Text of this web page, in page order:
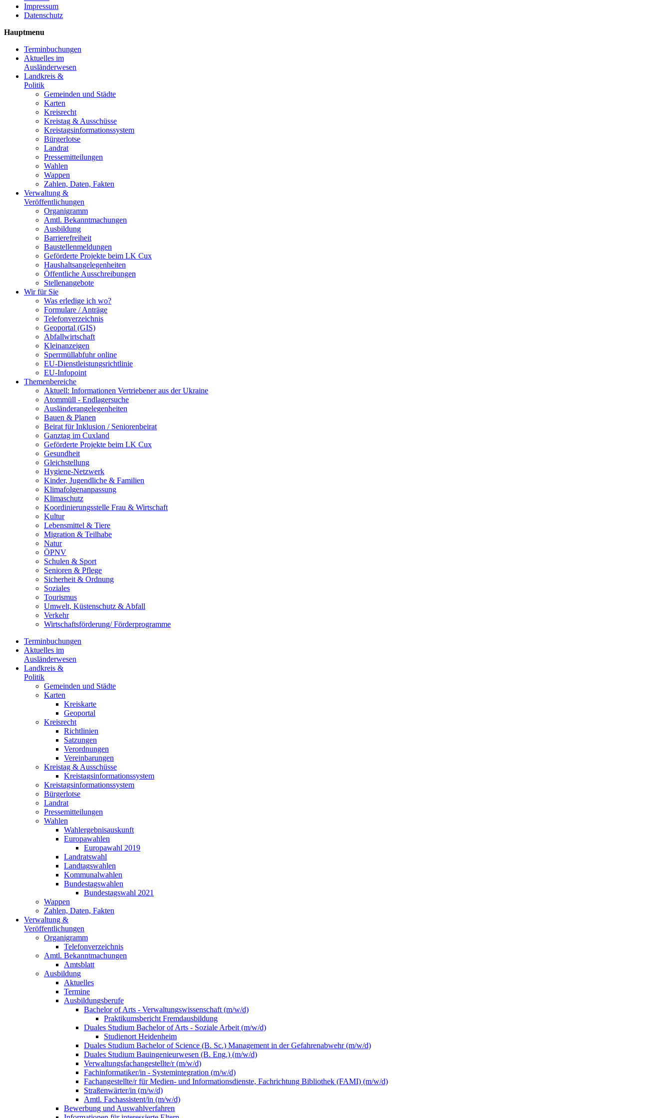
Impressum
Datenschutz
Hauptmenu
Terminbuchungen
Aktuelles im
Ausländerwesen
Landkreis &
Politik
Gemeinden und Städte
Karten
Kreisrecht
Kreistag & Ausschüsse
Kreistagsinformationssystem
Bürgerlotse
Landrat
Pressemitteilungen
Wahlen
Wappen
Zahlen, Daten, Fakten
Verwaltung &
Veröffentlichungen
Organigramm
Amtl. Bekanntmachungen
Ausbildung
Barrierefreiheit
Baustellenmeldungen
Geförderte Projekte beim LK Cux
Haushaltsangelegenheiten
Öffentliche Ausschreibungen
Stellenangebote
Wir für Sie
Was erledige ich wo?
Formulare / Anträge
Telefonverzeichnis
Geoportal (GIS)
Abfallwirtschaft
Kleinanzeigen
Sperrmüllabfuhr online
EU-Dienstleistungsrichtlinie
EU-Infopoint
Themenbereiche
Aktuell: Informationen Vertriebener aus der Ukraine
Atommüll - Endlagersuche
Ausländerangelegenheiten
Bauen & Planen
Beirat für Inklusion / Seniorenbeirat
Ganztag im Cuxland
Geförderte Projekte beim LK Cux
Gesundheit
Gleichstellung
Hygiene-Netzwerk
Kinder, Jugendliche & Familien
Klimafolgenanpassung
Klimaschutz
Koordinierungsstelle Frau & Wirtschaft
Kultur
Lebensmittel & Tiere
Migration & Teilhabe
Natur
ÖPNV
Schulen & Sport
Senioren & Pflege
Sicherheit & Ordnung
Soziales
Tourismus
Umwelt, Küstenschutz & Abfall
Verkehr
Wirtschaftsförderung/ Förderprogramme
Terminbuchungen
Aktuelles im
Ausländerwesen
Landkreis &
Politik
Gemeinden und Städte
Karten
Kreiskarte
Geoportal
Kreisrecht
Richtlinien
Satzungen
Verordnungen
Vereinbarungen
Kreistag & Ausschüsse
Kreistagsinformationssystem
Kreistagsinformationssystem
Bürgerlotse
Landrat
Pressemitteilungen
Wahlen
Wahlergebnisauskunft
Europawahlen
Europawahl 2019
Landratswahl
Landtagswahlen
Kommunalwahlen
Bundestagswahlen
Bundestagswahl 2021
Wappen
Zahlen, Daten, Fakten
Verwaltung &
Veröffentlichungen
Organigramm
Telefonverzeichnis
Amtl. Bekanntmachungen
Amtsblatt
Ausbildung
Aktuelles
Termine
Ausbildungsberufe
Bachelor of Arts - Verwaltungswissenschaft (m/w/d)
Praktikumsbericht Fremdausbildung
Duales Studium Bachelor of Arts - Soziale Arbeit (m/w/d)
Studienort Heidenheim
Duales Studium Bachelor of Science (B. Sc.) Management in der Gefahrenabwehr (m/w/d)
Duales Studium Bauingenieurwesen (B. Eng.) (m/w/d)
Verwaltungsfachangestellte/r (m/w/d)
Fachinformatiker/in - Systemintegration (m/w/d)
Fachangestellte/r für Medien- und Informationsdienste, Fachrichtung Bibliothek (FAMI) (m/w/d)
Straßenwärter/in (m/w/d)
Amtl. Fachassistent/in (m/w/d)
Bewerbung und Auswahlverfahren